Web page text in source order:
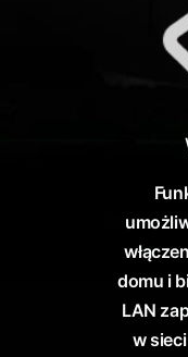
domu i
LAN
w